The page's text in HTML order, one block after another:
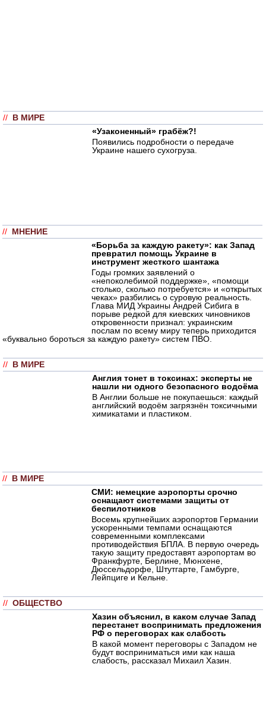
// В МИРЕ
«Узаконенный» грабёж?!
Появились подробности о передаче
Украине нашего сухогруза.
// МНЕНИЕ
«Борьба за каждую ракету»: как Запад
превратил помощь Украине в
инструмент жесткого шантажа
Годы громких заявлений о
«непоколебимой поддержке», «помощи
столько, сколько потребуется» и «открытых
чеках» разбились о суровую реальность.
Глава МИД Украины Андрей Сибига в
порыве редкой для киевских чиновников
откровенности признал: украинским
послам по всему миру теперь приходится
«буквально бороться за каждую ракету» систем ПВО.
// В МИРЕ
Англия тонет в токсинах: эксперты не
нашли ни одного безопасного водоёма
В Англии больше не покупаешься: каждый
английский водоём загрязнён токсичными
химикатами и пластиком.
// В МИРЕ
СМИ: немецкие аэропорты срочно
оснащают системами защиты от
беспилотников
Восемь крупнейших аэропортов Германии
ускоренными темпами оснащаются
современными комплексами
противодействия БПЛА. В первую очередь
такую защиту предоставят аэропортам во
Франкфурте, Берлине, Мюнхене,
Дюссельдорфе, Штутгарте, Гамбурге,
Лейпциге и Кельне.
// ОБЩЕСТВО
Хазин объяснил, в каком случае Запад
перестанет воспринимать предложения
РФ о переговорах как слабость
В какой момент переговоры с Западом не
будут восприниматься ими как наша
слабость, рассказал Михаил Хазин.